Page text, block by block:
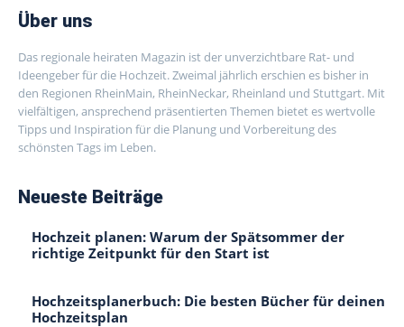
Über uns
Das regionale heiraten Magazin ist der unverzichtbare Rat- und
Ideengeber für die Hochzeit. Zweimal jährlich erschien es bisher in
den Regionen RheinMain, RheinNeckar, Rheinland und Stuttgart. Mit
vielfältigen, ansprechend präsentierten Themen bietet es wertvolle
Tipps und Inspiration für die Planung und Vorbereitung des
schönsten Tags im Leben.
Neueste Beiträge
Hochzeit planen: Warum der Spätsommer der
richtige Zeitpunkt für den Start ist
Hochzeitsplanerbuch: Die besten Bücher für deinen
Hochzeitsplan